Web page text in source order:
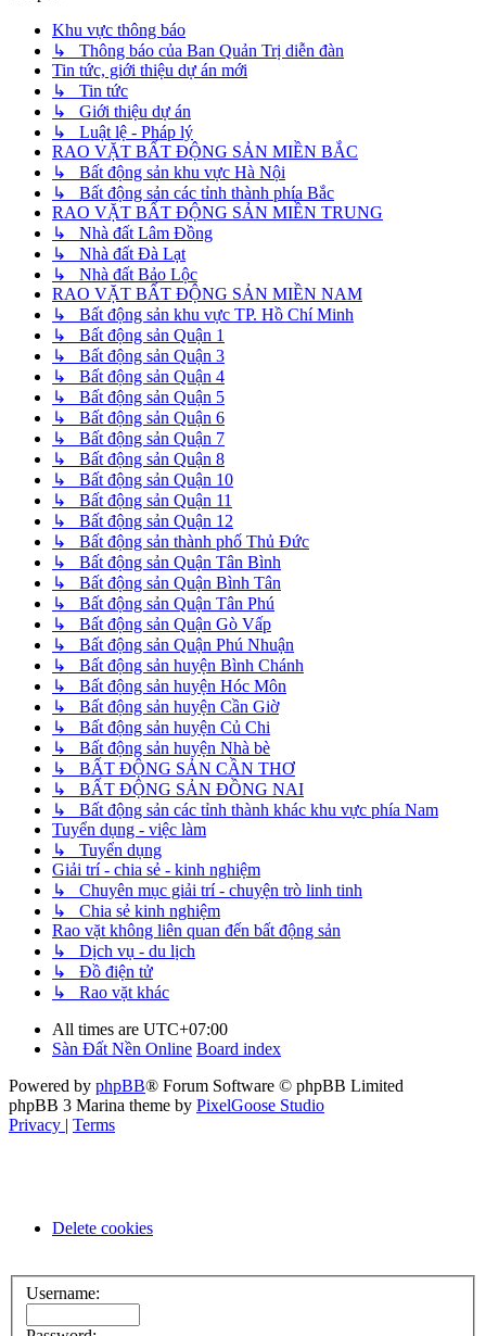
Khu vực thông báo
↳ Thông báo của Ban Quản Trị diễn đàn
Tin tức, giới thiệu dự án mới
↳ Tin tức
↳ Giới thiệu dự án
↳ Luật lệ - Pháp lý
RAO VẶT BẤT ĐỘNG SẢN MIỀN BẮC
↳ Bất động sản khu vực Hà Nội
↳ Bất động sản các tỉnh thành phía Bắc
RAO VẶT BẤT ĐỘNG SẢN MIỀN TRUNG
↳ Nhà đất Lâm Đồng
↳ Nhà đất Đà Lạt
↳ Nhà đất Bảo Lộc
RAO VẶT BẤT ĐỘNG SẢN MIỀN NAM
↳ Bất động sản khu vực TP. Hồ Chí Minh
↳ Bất động sản Quận 1
↳ Bất động sản Quận 3
↳ Bất động sản Quận 4
↳ Bất động sản Quận 5
↳ Bất động sản Quận 6
↳ Bất động sản Quận 7
↳ Bất động sản Quận 8
↳ Bất động sản Quận 10
↳ Bất động sản Quận 11
↳ Bất động sản Quận 12
↳ Bất động sản thành phố Thủ Đức
↳ Bất động sản Quận Tân Bình
↳ Bất động sản Quận Bình Tân
↳ Bất động sản Quận Tân Phú
↳ Bất động sản Quận Gò Vấp
↳ Bất động sản Quận Phú Nhuận
↳ Bất động sản huyện Bình Chánh
↳ Bất động sản huyện Hóc Môn
↳ Bất động sản huyện Cần Giờ
↳ Bất động sản huyện Củ Chi
↳ Bất động sản huyện Nhà bè
↳ BẤT ĐỘNG SẢN CẦN THƠ
↳ BẤT ĐỘNG SẢN ĐỒNG NAI
↳ Bất động sản các tỉnh thành khác khu vực phía Nam
Tuyển dụng - việc làm
↳ Tuyển dụng
Giải trí - chia sẻ - kinh nghiệm
↳ Chuyên mục giải trí - chuyện trò linh tinh
↳ Chia sẻ kinh nghiệm
Rao vặt không liên quan đến bất động sản
↳ Dịch vụ - du lịch
↳ Đồ điện tử
↳ Rao vặt khác
All times are UTC+07:00
Sàn Đất Nền Online Board index
Powered by phpBB® Forum Software © phpBB Limited
phpBB 3 Marina theme by PixelGoose Studio
Privacy | Terms
Delete cookies
Username: